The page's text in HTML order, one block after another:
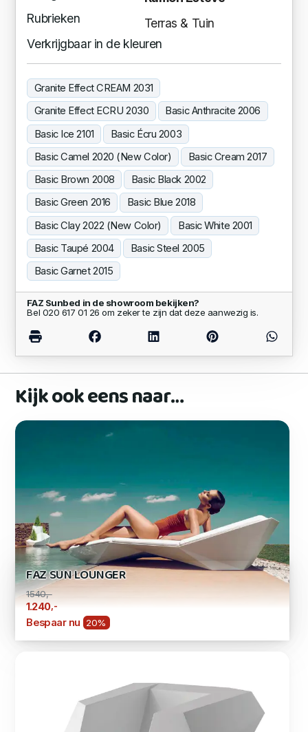
Rubrieken
Terras & Tuin
Verkrijgbaar in de kleuren
Granite Effect CREAM 2031
Granite Effect ECRU 2030
Basic Anthracite 2006
Basic Ice 2101
Basic Écru 2003
Basic Camel 2020 (New Color)
Basic Cream 2017
Basic Brown 2008
Basic Black 2002
Basic Green 2016
Basic Blue 2018
Basic Clay 2022 (New Color)
Basic White 2001
Basic Taupé 2004
Basic Steel 2005
Basic Garnet 2015
FAZ Sunbed in de showroom bekijken?
Bel 020 617 01 26 om zeker te zijn dat deze aanwezig is.
Kijk ook eens naar…
FAZ SUN LOUNGER
1540,-
1.240 ,-
Bespaar nu 20%